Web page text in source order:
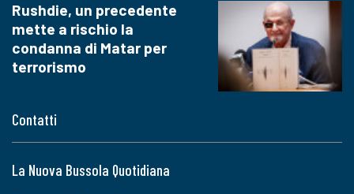
Contatti
La Nuova Bussola Quotidiana
Rushdie, un precedente
mette a rischio la
condanna di Matar per
terrorismo